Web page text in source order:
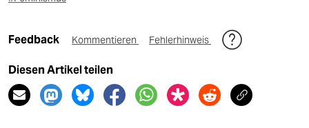
Feedback Kommentieren Fehlerhinweis
Diesen Artikel teilen